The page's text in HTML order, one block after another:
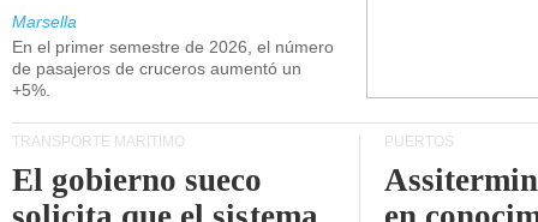
granel está
disminuyendo.
Marsella
En el primer semestre de 2026, el número
de pasajeros de cruceros aumentó un
+5%.
TRANSPORTE MARÍTIMO
El gobierno sueco
PUERTOS